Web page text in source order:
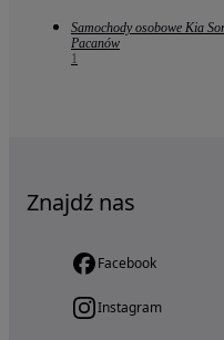
Samochody osobowe Kia
Pacanów
1
Znajdź nas
Facebook
Instagram